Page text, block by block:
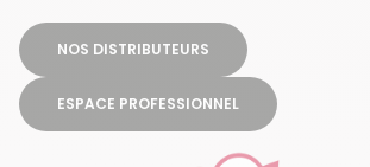
NOS DISTRIBUTEURS
ESPACE PROFESSIONNEL